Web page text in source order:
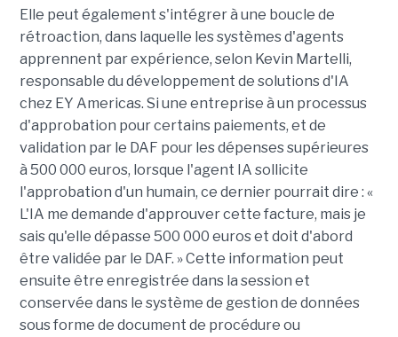
Elle peut également s'intégrer à une boucle de
rétroaction, dans laquelle les systèmes d'agents
apprennent par expérience, selon Kevin Martelli,
responsable du développement de solutions d'IA
chez EY Americas. Si une entreprise à un processus
d'approbation pour certains paiements, et de
validation par le DAF pour les dépenses supérieures
à 500 000 euros, lorsque l'agent IA sollicite
l'approbation d'un humain, ce dernier pourrait dire : «
L'IA me demande d'approuver cette facture, mais je
sais qu'elle dépasse 500 000 euros et doit d'abord
être validée par le DAF. » Cette information peut
ensuite être enregistrée dans la session et
conservée dans le système de gestion de données
sous forme de document de procédure ou